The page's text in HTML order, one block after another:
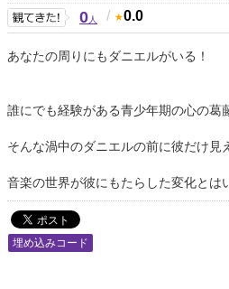
0人 / 0.0
あなたの周りにもダニエルがいる！
誰にでも経験がある青少年期の心の葛
そんな渦中のダニエルの前に彼だけ見
音楽の世界が彼にもたらした変化とは
埋め込みコード